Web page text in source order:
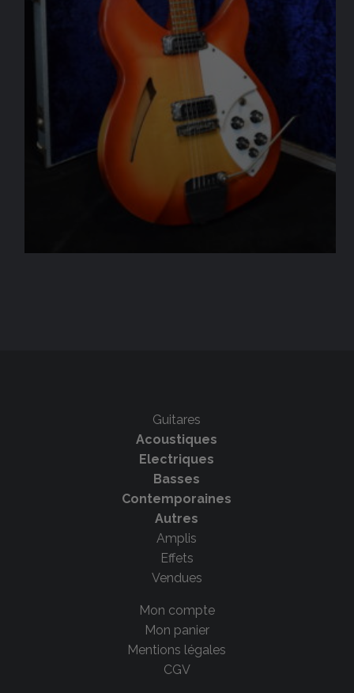
Guitares
Acoustiques
Electriques
Basses
Contemporaines
Autres
Amplis
Effets
Vendues
Mon compte
Mon panier
Mentions légales
CGV